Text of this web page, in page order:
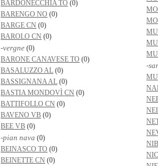
BARDONECCHIA TO (0)
BARENGO NO (0)
BARGE CN (0)
BAROLO CN (0)
-vergne (0)
BARONE CANAVESE TO (0)
BASALUZZO AL (0)
BASSIGNANA AL (0)
BASTIA MONDOVÌ CN (0)
BATTIFOLLO CN (0)
BAVENO VB (0)
BEE VB (0)
-pian nava (0)
BEINASCO TO (0)
BEINETTE CN (0)
-